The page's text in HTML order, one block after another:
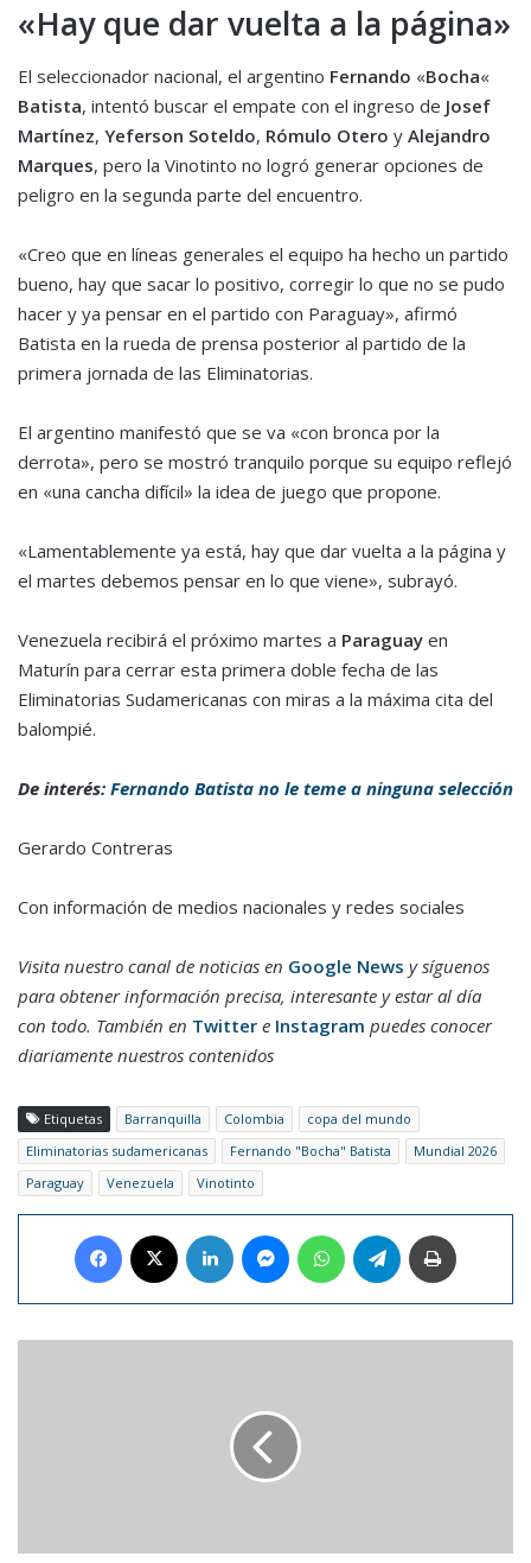
«Hay que dar vuelta a la página»
El seleccionador nacional, el argentino Fernando «Bocha«
Batista, intentó buscar el empate con el ingreso de Josef
Martínez, Yeferson Soteldo, Rómulo Otero y Alejandro
Marques, pero la Vinotinto no logró generar opciones de
peligro en la segunda parte del encuentro.
«Creo que en líneas generales el equipo ha hecho un partido
bueno, hay que sacar lo positivo, corregir lo que no se pudo
hacer y ya pensar en el partido con Paraguay», afirmó
Batista en la rueda de prensa posterior al partido de la
primera jornada de las Eliminatorias.
El argentino manifestó que se va «con bronca por la
derrota», pero se mostró tranquilo porque su equipo reflejó
en «una cancha difícil» la idea de juego que propone.
«Lamentablemente ya está, hay que dar vuelta a la página y
el martes debemos pensar en lo que viene», subrayó.
Venezuela recibirá el próximo martes a Paraguay en
Maturín para cerrar esta primera doble fecha de las
Eliminatorias Sudamericanas con miras a la máxima cita del
balompié.
De interés: Fernando Batista no le teme a ninguna selección
Gerardo Contreras
Con información de medios nacionales y redes sociales
Visita nuestro canal de noticias en Google News y síguenos
para obtener información precisa, interesante y estar al día
con todo. También en Twitter e Instagram puedes conocer
diariamente nuestros contenidos
Etiquetas Barranquilla Colombia
copa del mundo
Eliminatorias sudamericanas
Fernando "Bocha" Batista
Mundial 2026
Paraguay
Venezuela Vinotinto
Facebook LinkedIn MessengerWhatsAppTelegram
Messi